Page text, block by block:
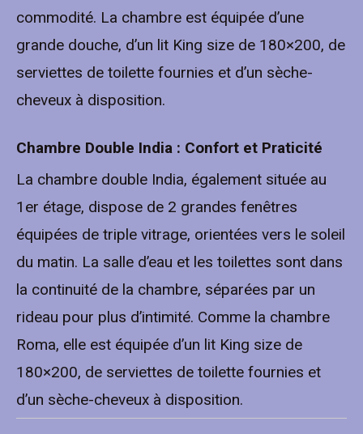
commodité. La chambre est équipée d’une
grande douche, d’un lit King size de 180×200, de
serviettes de toilette fournies et d’un sèche-
cheveux à disposition.
Chambre Double India : Confort et Praticité
La chambre double India, également située au
1er étage, dispose de 2 grandes fenêtres
équipées de triple vitrage, orientées vers le soleil
du matin. La salle d’eau et les toilettes sont dans
la continuité de la chambre, séparées par un
rideau pour plus d’intimité. Comme la chambre
Roma, elle est équipée d’un lit King size de
180×200, de serviettes de toilette fournies et
d’un sèche-cheveux à disposition.